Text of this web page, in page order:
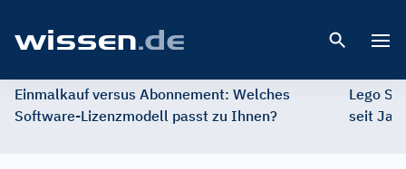
Einmalkauf versus Abonnement: Welches
Software-Lizenzmodell passt zu Ihnen?
Lego
seit